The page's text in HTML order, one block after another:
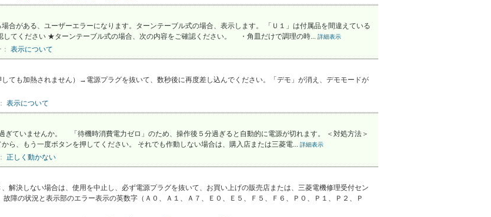
合がある、ユーザーエラーになります。ターンテーブル式の場合、表示します。 「Ｕ１」は付属品を間違えている
してください ★ターンテーブル式の場合、次の内容をご確認ください。 ・角皿だけで調理の時... 詳細表示
表示について
ても加熱されません）→電源プラグを抜いて、数秒後に再度差し込んでください。「デモ」が消え、デモモードが
表示について
ぎていませんか。 「待機時消費電力ゼロ」のため、操作後５分過ぎると自動的に電源が切れます。 ＜対処方法＞
ら、もう一度ボタンを押してください。 それでも作動しない場合は、購入店または三菱電... 詳細表示
正しく動かない
解決しない場合は、使用を中止し、必ず電源プラグを抜いて、お買い上げの販売店または、三菱電機修理受付セン
障の状況と表示部のエラー表示の英数字（Ａ０、Ａ１、Ａ７、Ｅ０、Ｅ５、Ｆ５、Ｆ６、Ｐ０、Ｐ１、Ｐ２、Ｐ